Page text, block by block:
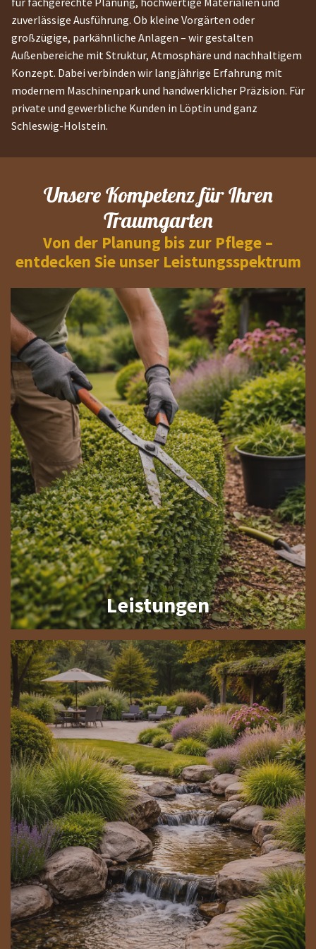
zuverlässige Ausführung. Ob kleine Vorgärten oder
großzügige, parkähnliche Anlagen – wir gestalten
Außenbereiche mit Struktur, Atmosphäre und nachhaltigem
Konzept. Dabei verbinden wir langjährige Erfahrung mit
modernem Maschinenpark und handwerklicher Präzision. Für
private und gewerbliche Kunden in Löptin und ganz
Schleswig-Holstein.
Unsere Kompetenz für Ihren
Traumgarten
Von der Planung bis zur Pflege –
entdecken Sie unser Leistungsspektrum
Leistungen